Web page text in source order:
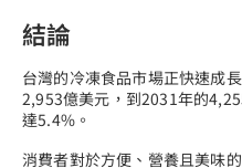
結論
台灣的冷凍食品市場正快速成
2,953億美元，到2031年的
達5.4%。
消費者對於方便、營養且美味